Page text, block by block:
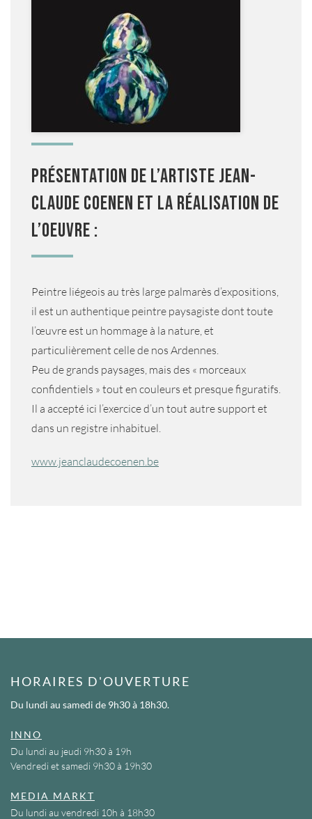
Présentation de l’artiste Jean-
Claude Coenen et la réalisation de
l’oeuvre :
Peintre liégeois au très large palmarès d’expositions,
il est un authentique peintre paysagiste dont toute
l’œuvre est un hommage à la nature, et
particulièrement celle de nos Ardennes.
Peu de grands paysages, mais des « morceaux
confidentiels » tout en couleurs et presque figuratifs.
Il a accepté ici l’exercice d’un tout autre support et
dans un registre inhabituel.
www.jeanclaudecoenen.be
HORAIRES D'OUVERTURE
Du lundi au samedi de 9h30 à 18h30.
INNO
Du lundi au jeudi 9h30 à 19h
Vendredi et samedi 9h30 à 19h30
MEDIA MARKT
Du lundi au vendredi 10h à 18h30